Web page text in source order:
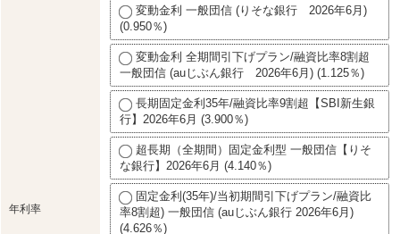
年利率
変動金利 一般団信 (りそな銀行 2026年6月)
(0.950％)
変動金利 全期間引下げプラン/融資比率8割超
一般団信 (auじぶん銀行 2026年6月) (1.125％)
長期固定金利35年/融資比率9割超【SBI新生銀
行】2026年6月 (3.900％)
超長期（全期間）固定金利型 一般団信【りそ
な銀行】2026年6月 (4.140％)
固定金利(35年)/当初期間引下げプラン/融資比
率8割超) 一般団信 (auじぶん銀行 2026年6月)
(4.626％)